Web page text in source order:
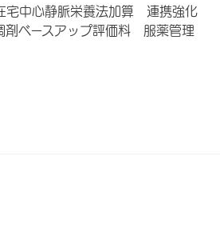
中心静脈栄養法加算 連携強化
ベースアップ評価料 服薬管理